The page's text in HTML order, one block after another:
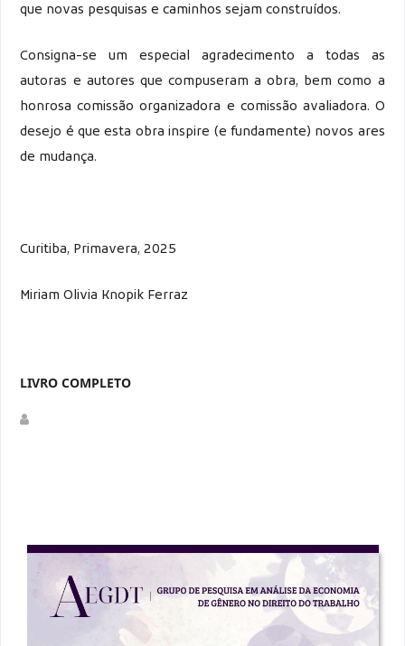
que novas pesquisas e caminhos sejam construídos.
Consigna-se um especial agradecimento a todas as
autoras e autores que compuseram a obra, bem como a
honrosa comissão organizadora e comissão avaliadora. O
desejo é que esta obra inspire (e fundamente) novos ares
de mudança.
Curitiba, Primavera, 2025
Miriam Olivia Knopik Ferraz
LIVRO COMPLETO